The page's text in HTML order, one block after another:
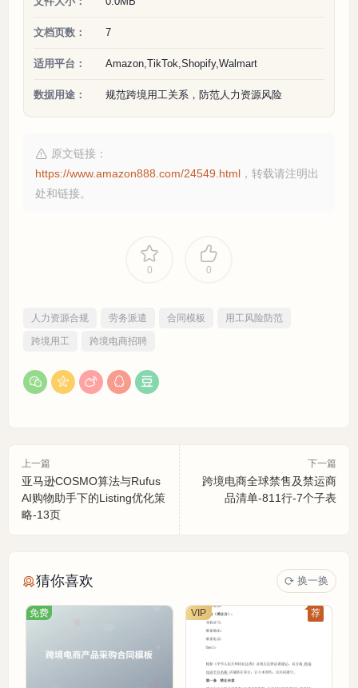
文档页数： 7
适用平台： Amazon,TikTok,Shopify,Walmart
数据用途： 规范跨境用工关系，防范人力资源风险
原文链接：
https://www.amazon888.com/24549.html ，转载请注明出
处和链接。
0 0
人力资源合规 劳务派遣 合同模板 用工风险防范
跨境用工 跨境电商招聘
上一篇
亚马逊COSMO算法与Rufus
AI购物助手下的Listing优化策
略-13页
下一篇
跨境电商全球禁售及禁运商
品清单-811行-7个子表
猜你喜欢 换一换
免费 VIP 荐